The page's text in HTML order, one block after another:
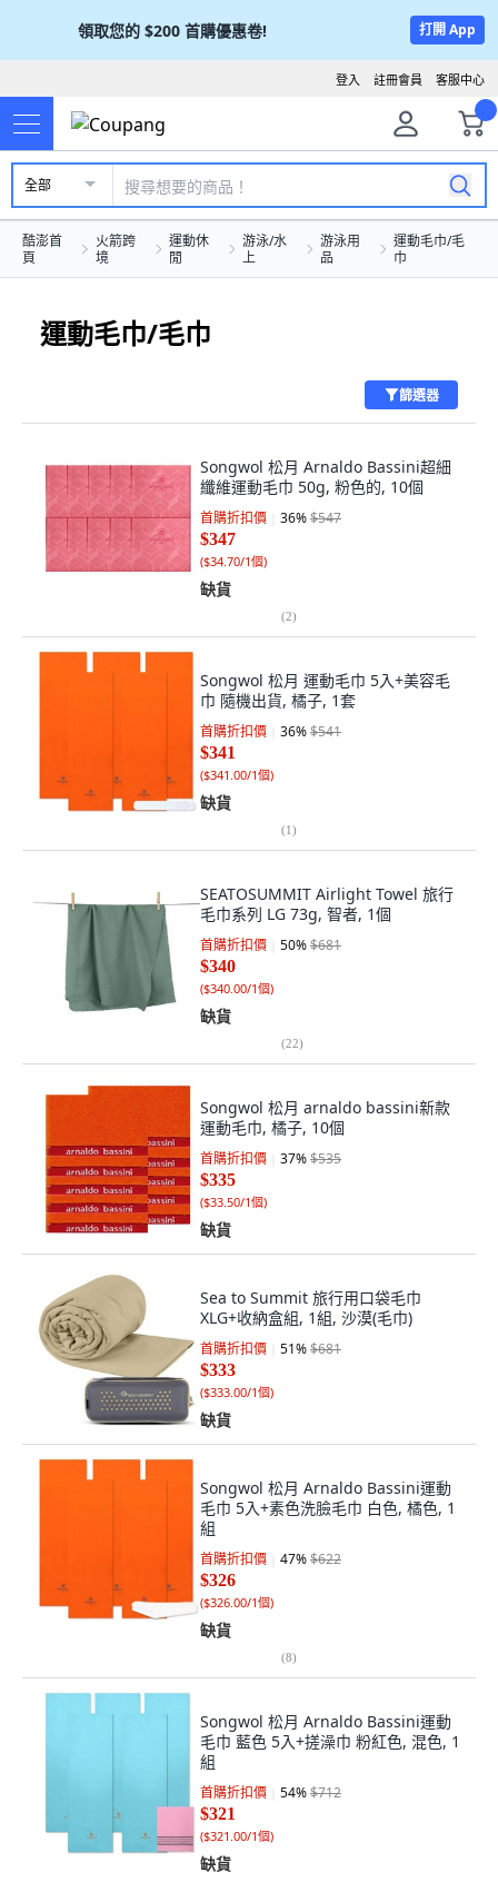
領取您的 $200 首購優惠卷! 打開 App
客服中心
註冊會員
登入
全部
酷澎首
頁
火箭跨
境
運動休
閒
游泳/水
上
游泳用
品
運動毛巾/毛
巾
運動毛巾/毛巾
篩選器
Songwol 松月 Arnaldo Bassini超細
纖維運動毛巾 50g, 粉色的, 10個
首購折扣價 36%$547
$347
($34.70/1個)
缺貨
(2)
Songwol 松月 運動毛巾 5入+美容毛
巾 隨機出貨, 橘子, 1套
首購折扣價 36%$541
$341
($341.00/1個)
缺貨
(1)
SEATOSUMMIT Airlight Towel 旅行
毛巾系列 LG 73g, 智者, 1個
首購折扣價 50%$681
$340
($340.00/1個)
缺貨
(22)
Songwol 松月 arnaldo bassini新款
運動毛巾, 橘子, 10個
首購折扣價 37%$535
$335
($33.50/1個)
缺貨
Sea to Summit 旅行用口袋毛巾
XLG+收納盒組, 1組, 沙漠(毛巾)
首購折扣價 51%$681
$333
($333.00/1個)
缺貨
Songwol 松月 Arnaldo Bassini運動
毛巾 5入+素色洗臉毛巾 白色, 橘色, 1
組
首購折扣價 47%$622
$326
($326.00/1個)
缺貨
(8)
Songwol 松月 Arnaldo Bassini運動
毛巾 藍色 5入+搓澡巾 粉紅色, 混色, 1
組
首購折扣價 54%$712
$321
($321.00/1個)
缺貨